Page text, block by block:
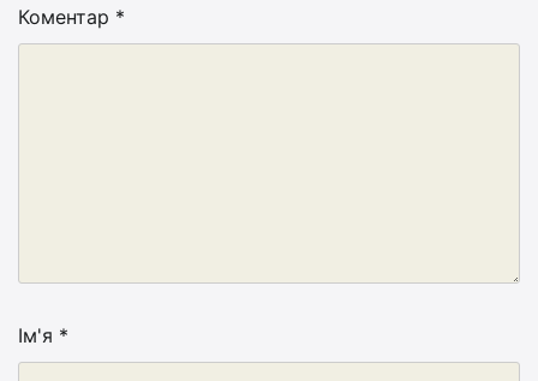
Коментар *
Ім'я *